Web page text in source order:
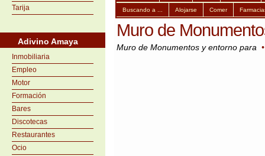
Tarija
Adivino Amaya
Inmobiliaria
Empleo
Motor
Formación
Bares
Discotecas
Restaurantes
Ocio
Buscando a ... Alojarse Comer
Muro de
Muro de Monumentos y entorno para